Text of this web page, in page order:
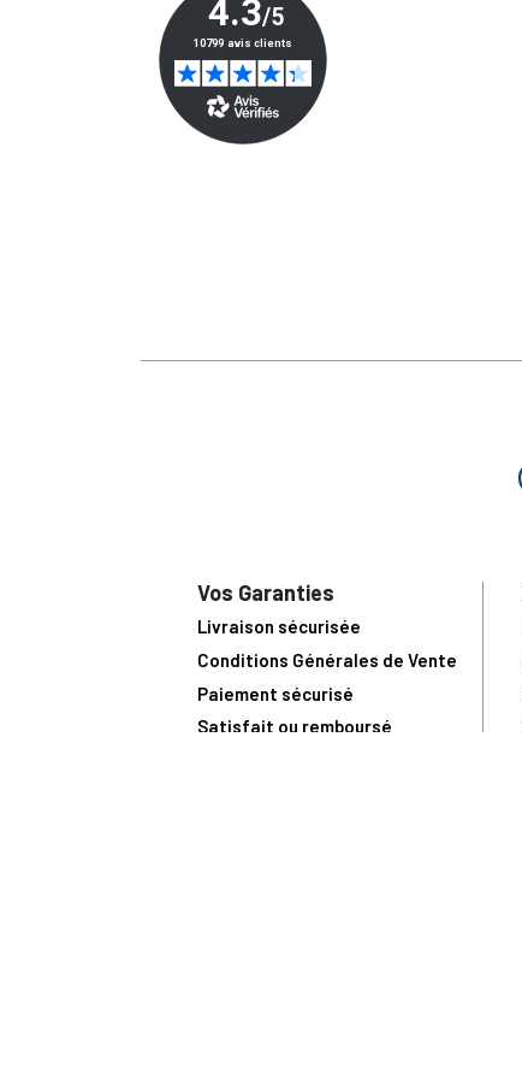
Vos Garanties
Livraison sécurisée
Conditions Générales de Vente
Paiement sécurisé
Satisfait ou remboursé